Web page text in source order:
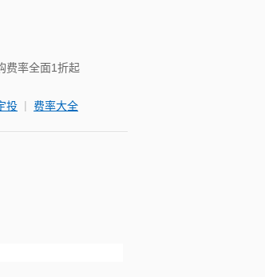
费率全面1折起
投 | 费率大全